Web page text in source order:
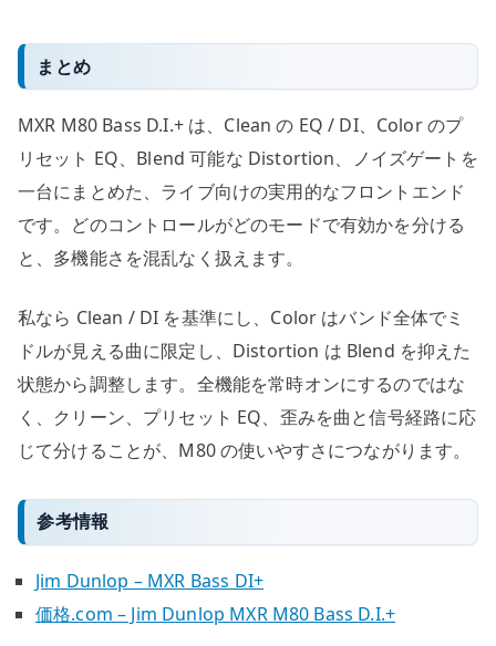
まとめ
MXR M80 Bass D.I.+ は、Clean の EQ / DI、Color のプ
リセット EQ、Blend 可能な Distortion、ノイズゲートを
一台にまとめた、ライブ向けの実用的なフロントエンド
です。どのコントロールがどのモードで有効かを分ける
と、多機能さを混乱なく扱えます。
私なら Clean / DI を基準にし、Color はバンド全体でミ
ドルが見える曲に限定し、Distortion は Blend を抑えた
状態から調整します。全機能を常時オンにするのではな
く、クリーン、プリセット EQ、歪みを曲と信号経路に応
じて分けることが、M80 の使いやすさにつながります。
参考情報
Jim Dunlop – MXR Bass DI+
価格.com – Jim Dunlop MXR M80 Bass D.I.+